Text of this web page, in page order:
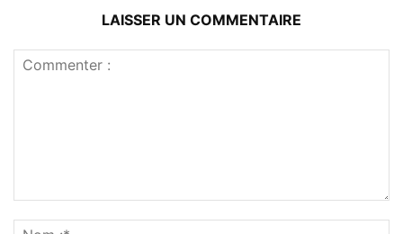
LAISSER UN COMMENTAIRE